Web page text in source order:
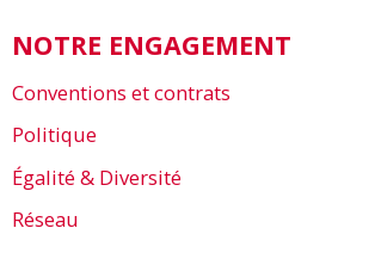
NOTRE ENGAGEMENT
Conventions et contrats
Politique
Égalité & Diversité
Réseau